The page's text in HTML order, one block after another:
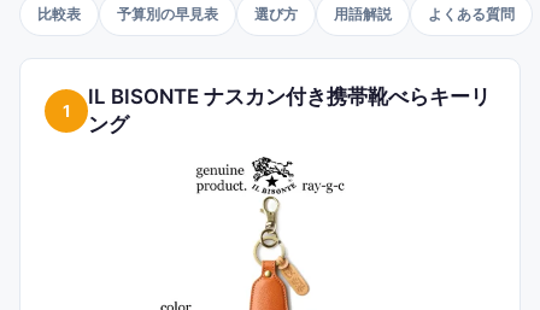
や鍵束に付けた時の収まりで使い勝手が変わります。このランキ
ングでは、1,000円前後の真鍮ミニタイプから本革スライド式、イ
ルビゾンテやボーデッサンのブランド品まで、携帯しやすさと見
た目のバランスで比較しています。
比較表 予算別の早見表 選び方 用語解説 よくある質問
1
IL BISONTE ナスカン付き携帯靴べらキーリ
ング